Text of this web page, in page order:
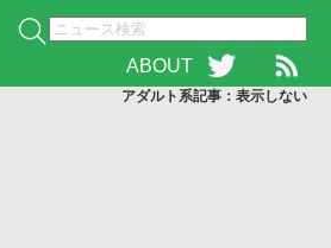
ABOUT
アダルト系記事：表示しない